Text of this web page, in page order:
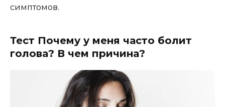
симптомов.
Тест Почему у меня часто болит
голова? В чем причина?